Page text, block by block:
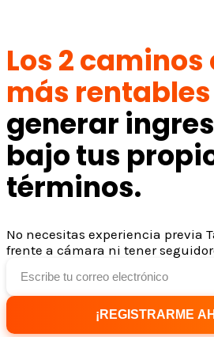
Los 2 caminos
más rentables
generar
bajo tus
términos.
No necesitas experiencia previa
frente a cámara ni tener
¡REGISTRARME